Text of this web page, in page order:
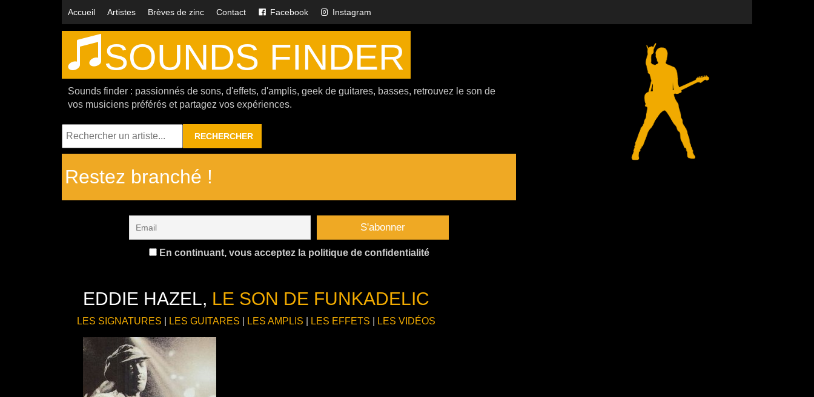
Accueil Artistes Brèves de zinc Contact Facebook Instagram
SOUNDS FINDER
Sounds finder : passionnés de sons, d'effets, d'amplis, geek de guitares, basses, retrouvez le son de
vos musiciens préférés et partagez vos expériences.
RECHERCHER
Restez branché !
En continuant, vous acceptez la politique de confidentialité
EDDIE HAZEL, LE SON DE FUNKADELIC
LES SIGNATURES LES GUITARES LES AMPLIS LES EFFETS LES VIDÉOS